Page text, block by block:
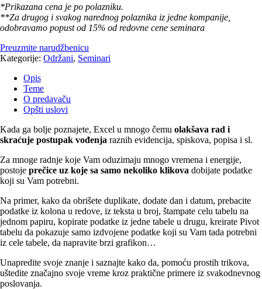
*Prikazana cena je po polazniku.
**Za drugog i svakog narednog polaznika iz jedne kompanije,
odobravamo popust od 15% od redovne cene seminara
Preuzmite narudžbenicu
Kategorije: Održani, Seminari
Opis
Teme
O predavaču
Opšti uslovi
Kada ga bolje poznajete, Excel u mnogo čemu olakšava rad i
skraćuje postupak vođenja raznih evidencija, spiskova, popisa i sl.
Za mnoge radnje koje Vam oduzimaju mnogo vremena i energije,
postoje prečice uz koje sa samo nekoliko klikova dobijate podatke
koji su Vam potrebni.
Na primer, kako da obrišete duplikate, dodate dan i datum, prebacite
podatke iz kolona u redove, iz teksta u broj, štampate celu tabelu na
jednom papiru, kopirate podatke iz jedne tabele u drugu, kreirate Pivot
tabelu da pokazuje samo izdvojene podatke koji su Vam tada potrebni
iz cele tabele, da napravite brzi grafikon…
Unapredite svoje znanje i saznajte kako da, pomoću prostih trikova,
uštedite značajno svoje vreme kroz praktične primere iz svakodnevnog
poslovanja.